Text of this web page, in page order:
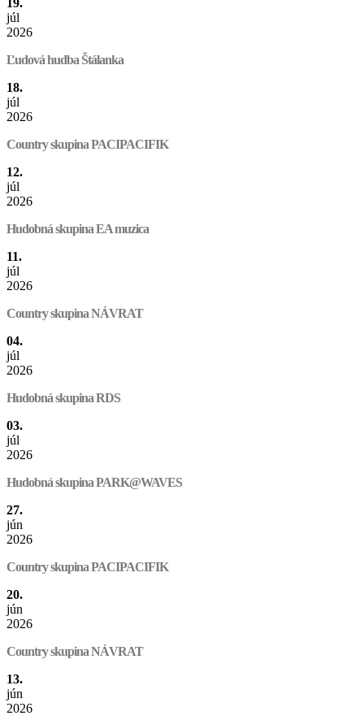
19.
júl
2026
Ľudová hudba Štálanka
18.
júl
2026
Country skupina PACIPACIFIK
12.
júl
2026
Hudobná skupina EA muzica
11.
júl
2026
Country skupina NÁVRAT
04.
júl
2026
Hudobná skupina RDS
03.
júl
2026
Hudobná skupina PARK@WAVES
27.
jún
2026
Country skupina PACIPACIFIK
20.
jún
2026
Country skupina NÁVRAT
13.
jún
2026